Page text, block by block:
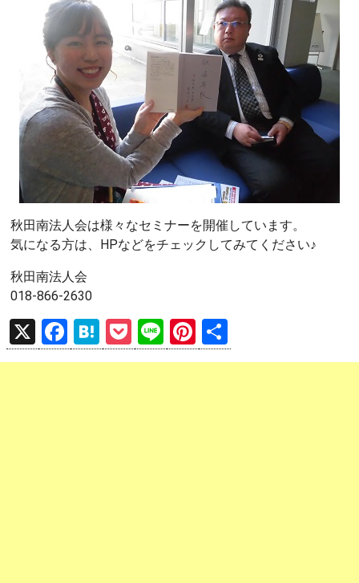
秋田南法人会は様々なセミナーを開催しています。
気になる方は、HPなどをチェックしてみてください♪
秋田南法人会
018-866-2630
X
F
a
H
at
P
o
Li
n
Pi
nt 有